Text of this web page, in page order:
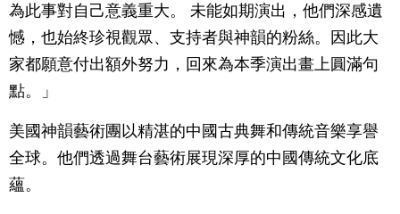
為此事對自己意義重大。 未能如期演出，他們深感遺
憾，也始終珍視觀眾、支持者與神韻的粉絲。因此大
家都願意付出額外努力，回來為本季演出畫上圓滿句
點。」
美國神韻藝術團以精湛的中國古典舞和傳統音樂享譽
全球。他們透過舞台藝術展現深厚的中國傳統文化底
蘊。